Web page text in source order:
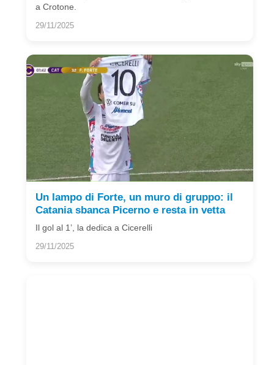
a Crotone.
29/11/2025
Un lampo di Forte, un muro di gruppo: il
Catania sbanca Picerno e resta in vetta
Il gol al 1’, la dedica a Cicerelli
29/11/2025